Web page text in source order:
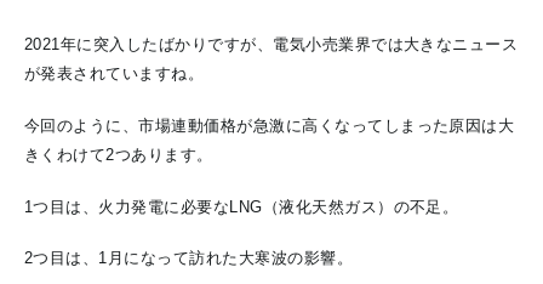
2021年に突入したばかりですが、電気小売業界では大きなニュース
が発表されていますね。
今回のように、市場連動価格が急激に高くなってしまった原因は大
きくわけて2つあります。
1つ目は、火力発電に必要なLNG（液化天然ガス）の不足。
2つ目は、1月になって訪れた大寒波の影響。